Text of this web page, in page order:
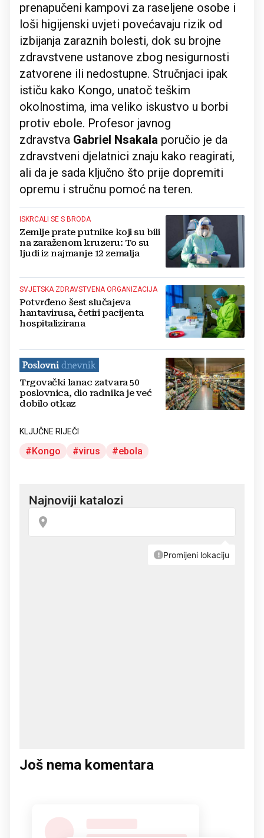
prenapučeni kampovi za raseljene osobe i
loši higijenski uvjeti povećavaju rizik od
izbijanja zaraznih bolesti, dok su brojne
zdravstvene ustanove zbog nesigurnosti
zatvorene ili nedostupne. Stručnjaci ipak
ističu kako Kongo, unatoč teškim
okolnostima, ima veliko iskustvo u borbi
protiv ebole. Profesor javnog
zdravstva Gabriel Nsakala poručio je da
zdravstveni djelatnici znaju kako reagirati,
ali da je sada ključno što prije dopremiti
opremu i stručnu pomoć na teren.
ISKRCALI SE S BRODA
Zemlje prate putnike koji su bili
na zaraženom kruzeru: To su
ljudi iz najmanje 12 zemalja
SVJETSKA ZDRAVSTVENA ORGANIZACIJA
Potvrđeno šest slučajeva
hantavirusa, četiri pacijenta
hospitalizirana
Trgovački lanac zatvara 50
poslovnica, dio radnika je već
dobilo otkaz
KLJUČNE RIJEČI
Kongo virus ebola
Još nema komentara